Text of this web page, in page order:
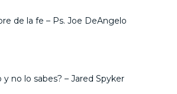
de la fe – Ps. Joe DeAngelo
no lo sabes? – Jared Spyker